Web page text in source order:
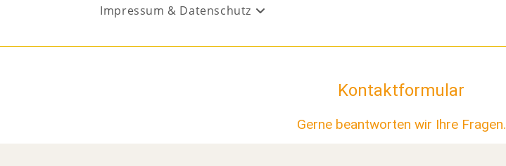
Impressum & Datenschutz
Kontaktformular
Gerne beantworten wir Ihre Fragen.